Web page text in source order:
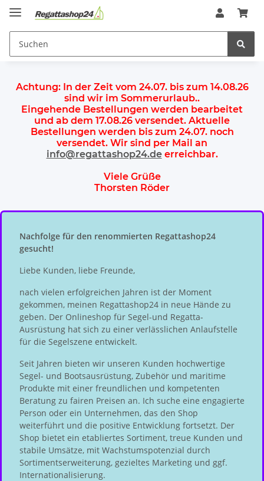
Achtung: In der Zeit vom 24.07. bis zum 14.08.26
sind wir im Sommerurlaub..
Eingehende Bestellungen werden bearbeitet
und ab dem 17.08.26 versendet. Aktuelle
Bestellungen werden bis zum 24.07.noch
versendet. Wir sind per Mail an
info@regattashop24.deerreichbar.
Viele Grüße
Thorsten Röder
Nachfolge für den renommierten Regattashop24
gesucht!
Liebe Kunden, liebe Freunde,
nach vielen erfolgreichen Jahren ist der Moment
gekommen, meinen Regattashop24 in neue Hände zu
geben. Der Onlineshop für Segel-und Regatta-
Ausrüstung hat sich zu einer verlässlichen Anlaufstelle
für die Segelszene entwickelt.
Seit Jahren bieten wir unseren Kunden hochwertige
Segel- und Bootsausrüstung, Zubehör und maritime
Produkte mit einer freundlichen und kompetenten
Beratung zu fairen Preisen an. Ich suche eine engagierte
Person oder ein Unternehmen, das den Shop
weiterführt und die positive Entwicklung fortsetzt. Der
Shop bietet ein etabliertes Sortiment, treue Kunden und
stabile Umsätze, mit Wachstumspotenzial durch
Sortimentserweiterung, gezieltes Marketing und ggf.
Internationalisierung.